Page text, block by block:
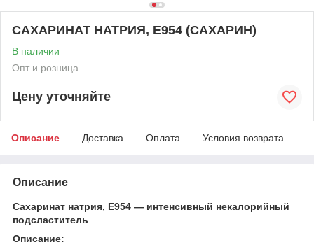
САХАРИНАТ НАТРИЯ, Е954 (САХАРИН)
В наличии
Опт и розница
Цену уточняйте
Описание Доставка Оплата Условия возврата
Описание
Сахаринат натрия, Е954 — интенсивный некалорийный
подсластитель
Описание: